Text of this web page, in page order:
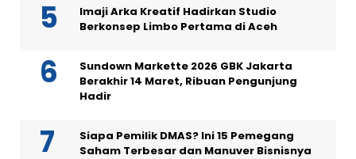
Imaji Arka Kreatif Hadirkan Studio
Berkonsep Limbo Pertama di Aceh
Sundown Markette 2026 GBK Jakarta
Berakhir 14 Maret, Ribuan Pengunjung
Hadir
Siapa Pemilik DMAS? Ini 15 Pemegang
Saham Terbesar dan Manuver Bisnisnya